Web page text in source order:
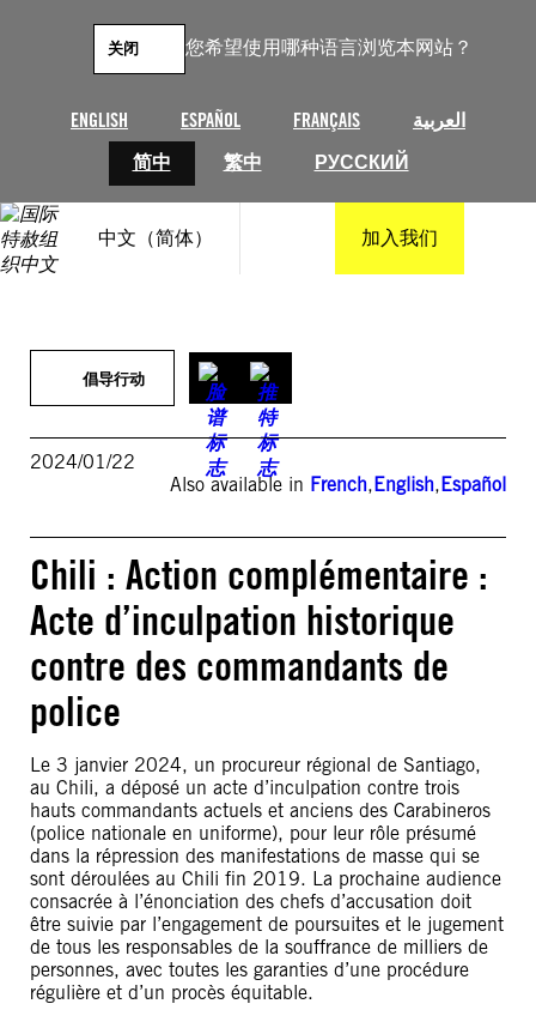
您希望使用哪种语言浏览本网站？
ENGLISH ESPAÑOL FRANÇAIS
العربية
简中
繁中 РУССКИЙ
关闭
中文（简体） 加入我们
倡导行动
2024/01/22
Also available in French,English,Español
Chili : Action complémentaire :
Acte d’inculpation historique
contre des commandants de
police
Le 3 janvier 2024, un procureur régional de Santiago,
au Chili, a déposé un acte d’inculpation contre trois
hauts commandants actuels et anciens des Carabineros
(police nationale en uniforme), pour leur rôle présumé
dans la répression des manifestations de masse qui se
sont déroulées au Chili fin 2019. La prochaine audience
consacrée à l’énonciation des chefs d’accusation doit
être suivie par l’engagement de poursuites et le jugement
de tous les responsables de la souffrance de milliers de
personnes, avec toutes les garanties d’une procédure
régulière et d’un procès équitable.